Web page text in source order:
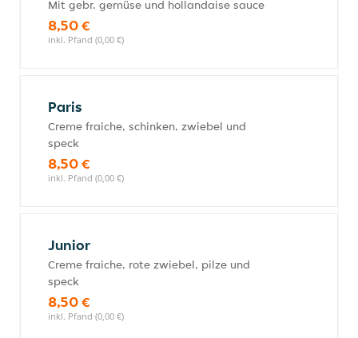
Mit gebr. gemüse und hollandaise sauce
8,50 €
inkl. Pfand (0,00 €)
Paris
Creme fraiche, schinken, zwiebel und
speck
8,50 €
inkl. Pfand (0,00 €)
Junior
Creme fraiche, rote zwiebel, pilze und
speck
8,50 €
inkl. Pfand (0,00 €)